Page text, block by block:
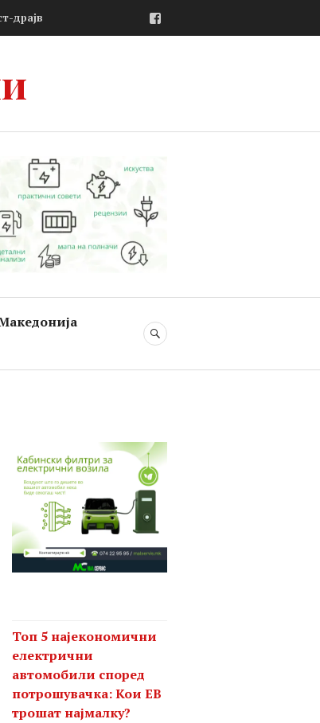
драјв
SEARCH
Топ 5 најекономични
електрични
автомобили според
потрошувачка: Кои ЕВ
трошат најмалку?